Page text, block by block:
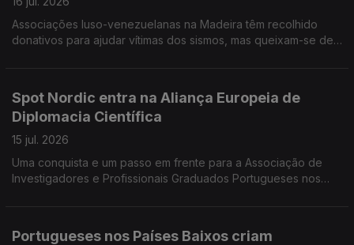
Associações luso-venezuelanas na Madeira têm recolhido
donativos para ajudar vítimas dos sismos, mas queixam-se de
Spot Nordic entra na Aliança Europeia de
Diplomacia Científica
15 jul. 2026
Uma conquista e um passo em frente para a Associação de
Investigadores e Profissionais Graduados Portugueses nos
Portugueses nos Países Baixos criam